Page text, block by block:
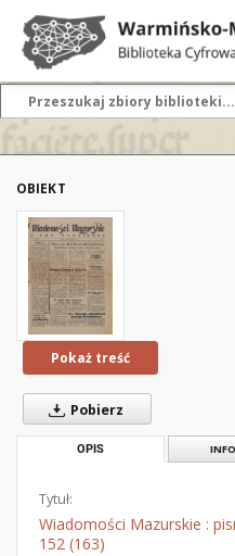
OBIEKT
Pokaż treść
Pobierz
OPIS
Tytuł:
Wiadomości Mazurskie :
152 (163)